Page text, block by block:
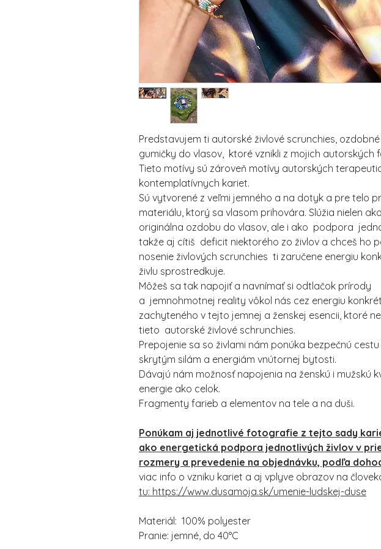
Predstavujem ti autorské živlové scrunchies,
gumičky do vlasov, ktoré vznikli z mojich autorských
Tieto motívy sú zároveň motívy autorských
kontemplatívnych kariet.
Sú vytvorené z veľmi jemného a na dotyk a pre telo
materiálu, ktorý sa vlasom prihovára. Slúžia nielen ako
originálna ozdobu do vlasov, ale i ako podpora
takže aj cítiš deficit niektorého zo živlov a chceš ho
nosenie živlových scrunchies ti zaručene energiu
živlu sprostredkuje.
Môžeš sa tak napojiť a navnímať si odtlačok prírody
a jemnohmotnej reality vôkol nás cez energiu
zachyteného v tejto jemnej a ženskej esencii, ktoré
tieto autorské živlové schrunchies.
Prepojenie sa so živlami nám ponúka bezpečnú cestu
skrytým silám a energiám vnútornej bytosti.
Dávajú nám možnosť napojenia na ženskú i mužskú
energie ako celok.
Fragmenty farieb a elementov na tele a na duši.
Ponúkam aj jednotlivé fotografie z tejto sady
ako energetická podpora jednotlivých živlov v
rozmery a prevedenie na objednávku, podľa
viac info o vzniku kariet a aj vplyve obrazov na
tu: https://www.dusamoja.sk/umenie-ludskej-duse
Materiál: 100% polyester
Pranie: jemné, do 40°C